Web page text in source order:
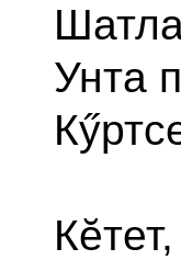
Унта